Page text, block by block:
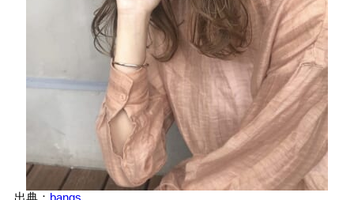
出典： bangs